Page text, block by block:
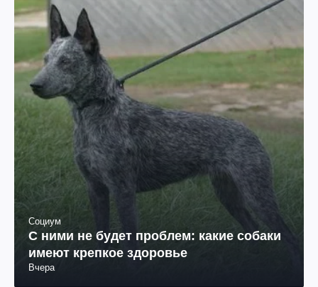
Социум
С ними не будет проблем: какие собаки
имеют крепкое здоровье
Вчера